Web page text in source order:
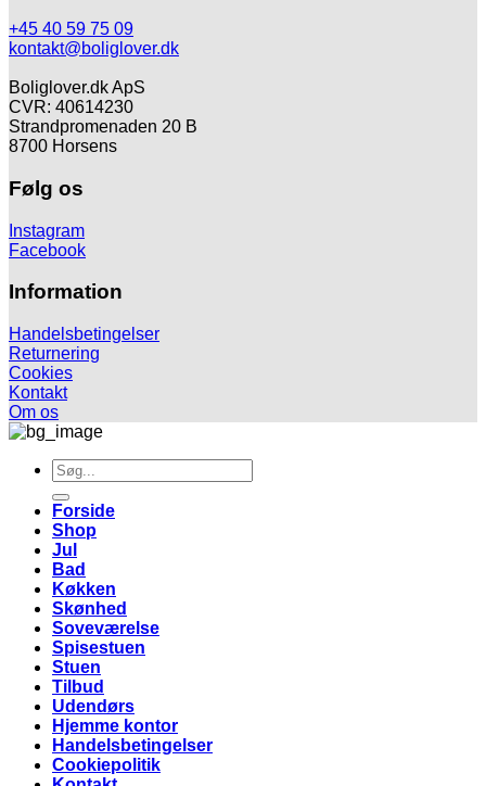
+45 40 59 75 09
kontakt@boliglover.dk
Boliglover.dk ApS
CVR: 40614230
Strandpromenaden 20 B
8700 Horsens
Følg os
Instagram
Facebook
Information
Handelsbetingelser
Returnering
Cookies
Kontakt
Om os
Søg
efter:
Forside
Shop
Jul
Bad
Køkken
Skønhed
Soveværelse
Spisestuen
Stuen
Tilbud
Udendørs
Hjemme kontor
Handelsbetingelser
Cookiepolitik